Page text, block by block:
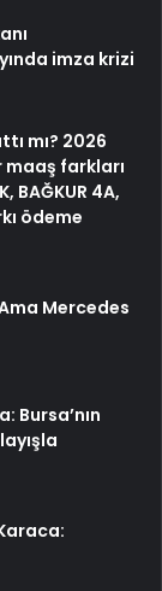
imza krizi
mı? 2026
maaş farkları
BAĞKUR 4A,
ödeme
Mercedes
Bursa’nın